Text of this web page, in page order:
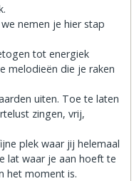
nemen je hier stap
tot energiek
melodieën die je raken
uiten. Toe te laten
zingen, vrij,
plek waar jij helemaal
lat waar je aan hoeft te
het moment is.